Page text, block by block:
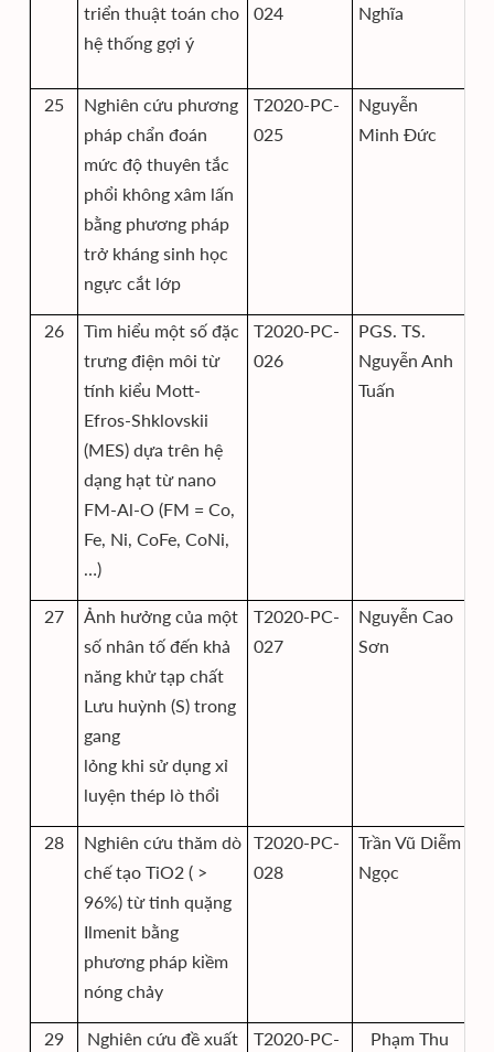
triển thuật toán cho
hệ thống gợi ý
024
Nghĩa
25
Nghiên cứu phương
pháp chẩn đoán
mức độ thuyên tắc
phổi không xâm lấn
bằng phương pháp
trở kháng sinh học
ngực cắt lớp
T2020-PC-
025
Nguyễn
Minh Đức
26
Tìm hiểu một số đặc
trưng điện môi từ
tính kiểu Mott-
Efros-Shklovskii
(MES) dựa trên hệ
dạng hạt từ nano
FM-Al-O (FM = Co,
Fe, Ni, CoFe, CoNi,
…)
T2020-PC-
026
PGS. TS.
Nguyễn Anh
Tuấn
27
Ảnh hưởng của một
số nhân tố đến khả
năng khử tạp chất
Lưu huỳnh (S) trong
gang
lỏng khi sử dụng xỉ
luyện thép lò thổi
T2020-PC-
027
Nguyễn Cao
Sơn
28
Nghiên cứu thăm dò
chế tạo TiO2 ( >
96%) từ tinh quặng
Ilmenit bằng
phương pháp kiềm
nóng chảy
T2020-PC-
028
Trần Vũ Diễm
Ngọc
29
Nghiên cứu đề xuất
T2020-PC-
Phạm Thu